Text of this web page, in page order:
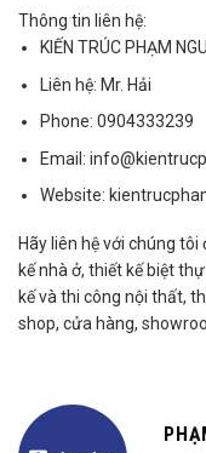
Thông tin liên hệ:
KIẾN TRÚC PHẠM
Liên hệ: Mr. Hải
Phone: 0904333239
Email:
Website:
Hãy liên hệ với chúng
kế nhà ở, thiết kế biệt
kế và thi công nội thất,
shop, cửa hàng,